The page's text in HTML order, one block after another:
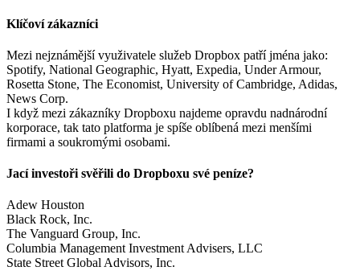
Klíčoví zákazníci
Mezi nejznámější využivatele služeb Dropbox patří jména jako:
Spotify, National Geographic, Hyatt, Expedia, Under Armour,
Rosetta Stone, The Economist, University of Cambridge, Adidas,
News Corp.
I když mezi zákazníky Dropboxu najdeme opravdu nadnárodní
korporace, tak tato platforma je spíše oblíbená mezi menšími
firmami a soukromými osobami.
Jací investoři svěřili do Dropboxu své peníze?
Adew Houston
Black Rock, Inc.
The Vanguard Group, Inc.
Columbia Management Investment Advisers, LLC
State Street Global Advisors, Inc.